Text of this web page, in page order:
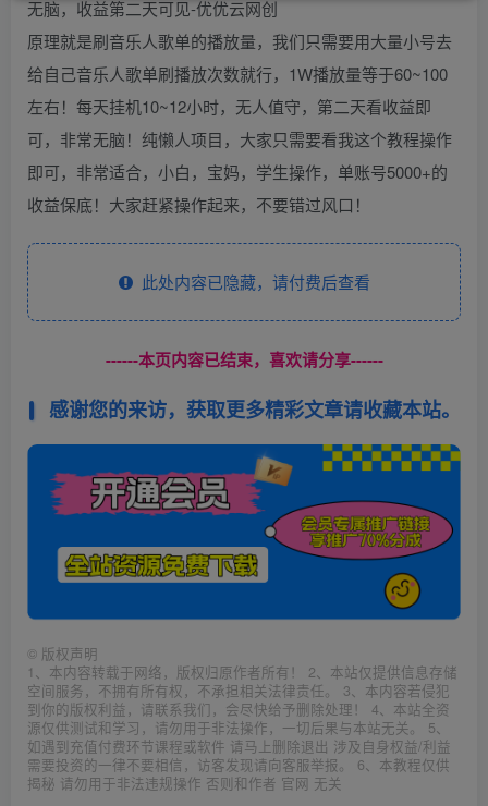
原理就是刷音乐人歌单的播放量，我们只需要用大量小号去
给自己音乐人歌单刷播放次数就行，1W播放量等于60~100
左右！每天挂机10~12小时，无人值守，第二天看收益即
可，非常无脑！纯懒人项目，大家只需要看我这个教程操作
即可，非常适合，小白，宝妈，学生操作，单账号5000+的
收益保底！大家赶紧操作起来，不要错过风口！
此处内容已隐藏，请付费后查看
------本页内容已结束，喜欢请分享------
感谢您的来访，获取更多精彩文章请收藏本站。
© 版权声明
1、本内容转载于网络，版权归原作者所有！ 2、本站仅提供信息存储
空间服务，不拥有所有权，不承担相关法律责任。 3、本内容若侵犯
到你的版权利益，请联系我们，会尽快给予删除处理！ 4、本站全资
源仅供测试和学习，请勿用于非法操作，一切后果与本站无关。 5、
如遇到充值付费环节课程或软件 请马上删除退出 涉及自身权益/利益
需要投资的一律不要相信，访客发现请向客服举报。 6、本教程仅供
揭秘 请勿用于非法违规操作 否则和作者 官网 无关